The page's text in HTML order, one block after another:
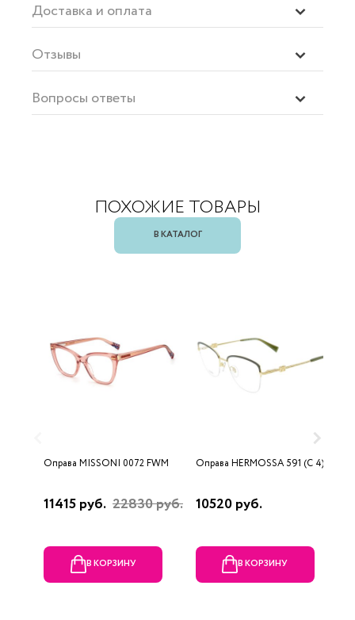
Доставка и оплата
Отзывы
Вопросы ответы
ПОХОЖИЕ ТОВАРЫ
В КАТАЛОГ
Оправа MISSONI 0072 FWM
11415 руб. 22830 руб.
В КОРЗИНУ
Оправа HERMOSSA 591 (C 4)
10520 руб.
В КОРЗИНУ